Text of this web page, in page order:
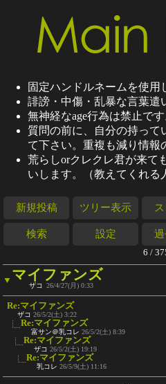
固定ハンドルネームを使用
誹謗・中傷・乱暴な言葉遣
無神経なage行為は禁止です
質問の前に、自分の持って
て下さい。重複も減り情報
荒らしorクレクレ君が来て
いします。（教えてくれる
新規投稿 ツリー表示
検索 設定
6 /
▼ マイファンズ
ザコ 26/4/27(月) 0:33
Re:マイファンズ
ザコ 26/5/2(土) 3:22
Re:マイファンズ
富サン＠乳コレ 26/5/2(土) 8:39
Re:マイファンズ
ザコ 26/5/2(土) 19:19
Re:マイファンズ
乳コレ 26/5/9(土) 11:16